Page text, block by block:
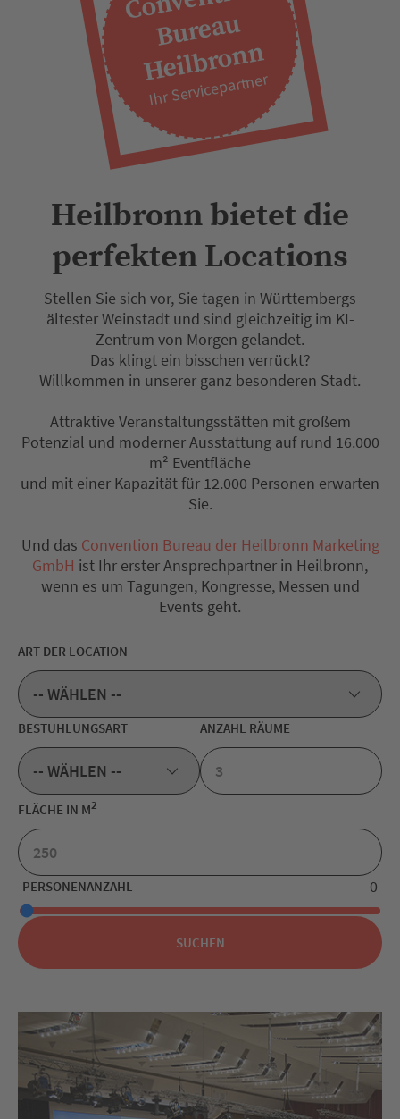
u
n
Ihr Servicepartner
Heilbronn bietet die
perfekten Locations
Stellen Sie sich vor, Sie tagen in Württembergs
ältester Weinstadt und sind gleichzeitig im KI-
Zentrum von Morgen gelandet.
Das klingt ein bisschen verrückt?
Willkommen in unserer ganz besonderen Stadt.
Attraktive Veranstaltungsstätten mit großem
Potenzial und moderner Ausstattung auf rund 16.000
m² Eventfläche
und mit einer Kapazität für 12.000 Personen erwarten
Sie.
Und das Convention Bureau der Heilbronn Marketing
GmbH ist Ihr erster Ansprechpartner in Heilbronn,
wenn es um Tagungen, Kongresse, Messen und
Events geht.
ART DER LOCATION
BESTUHLUNGSART ANZAHL RÄUME
FLÄCHE IN M2
PERSONENANZAHL 0